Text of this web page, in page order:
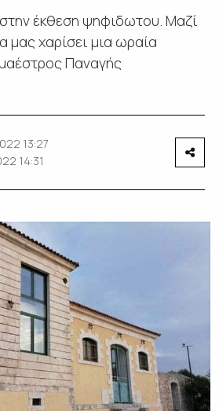
έκθεση ψηφιδωτου. Μαζί
μας χαρίσει μια ωραία
Παναγής
13:27
14:31